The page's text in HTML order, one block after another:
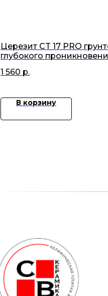
Церезит CT 17 PRO
глубокого
1 560 р.
В корзину